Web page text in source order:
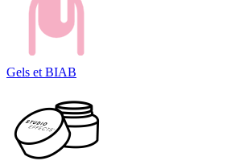
Gels et BIAB